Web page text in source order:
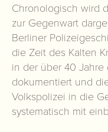
Chronologisch wird
zur Gegenwart
Berliner
die Zeit des Kalten
in der über 40
dokumentiert und
Volkspolizei in die
systematisch mit